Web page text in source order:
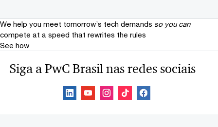
We help you meet tomorrow’s tech demands so you can
compete at a speed that rewrites the rules
See how
Siga a PwC Brasil nas redes sociais